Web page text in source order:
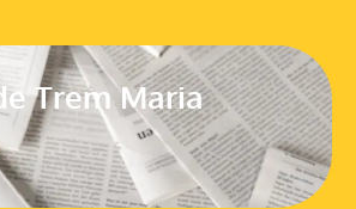
Trem Maria